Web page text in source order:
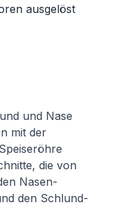
ausgelöst
und Nase
mit der
die von
Nasen-
den Schlund-